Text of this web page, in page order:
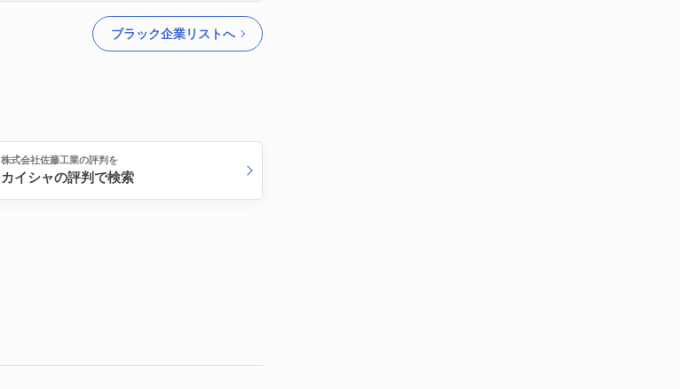
ブラック企業リストへ
株式会社佐藤工業の評判を
カイシャの評判で検索